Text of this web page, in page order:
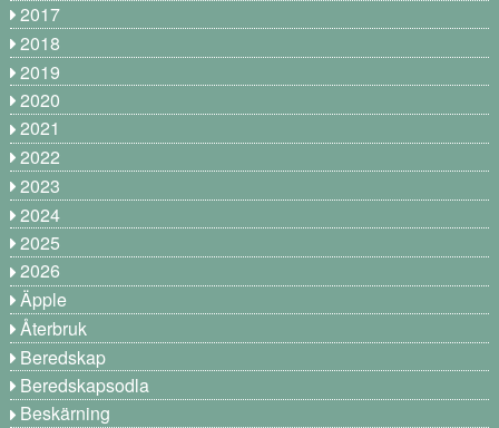
2017
2018
2019
2020
2021
2022
2023
2024
2025
2026
Äpple
Återbruk
Beredskap
Beredskapsodla
Beskärning